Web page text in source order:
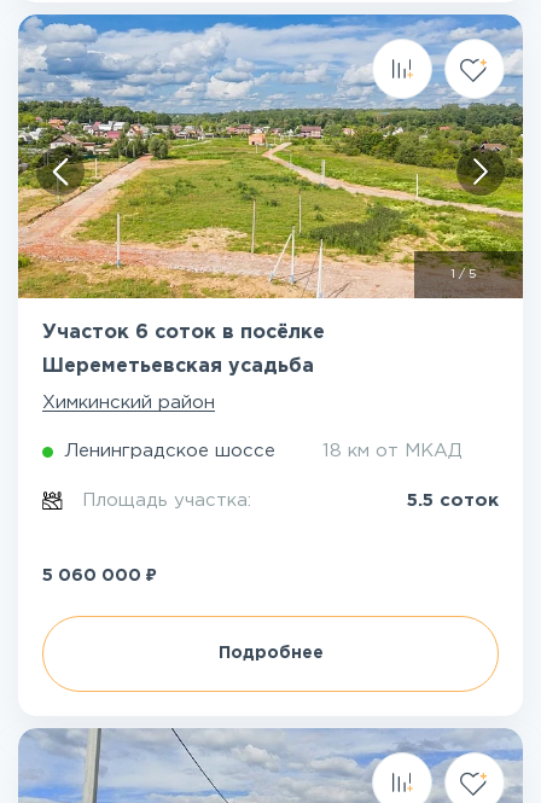
/ 5
Участок 6 соток в посёлке
Шереметьевская усадьба
Химкинский район
Ленинградское шоссе 18 км от МКАД
Площадь участка: 5.5 соток
5 060 000 ₽
Подробнее